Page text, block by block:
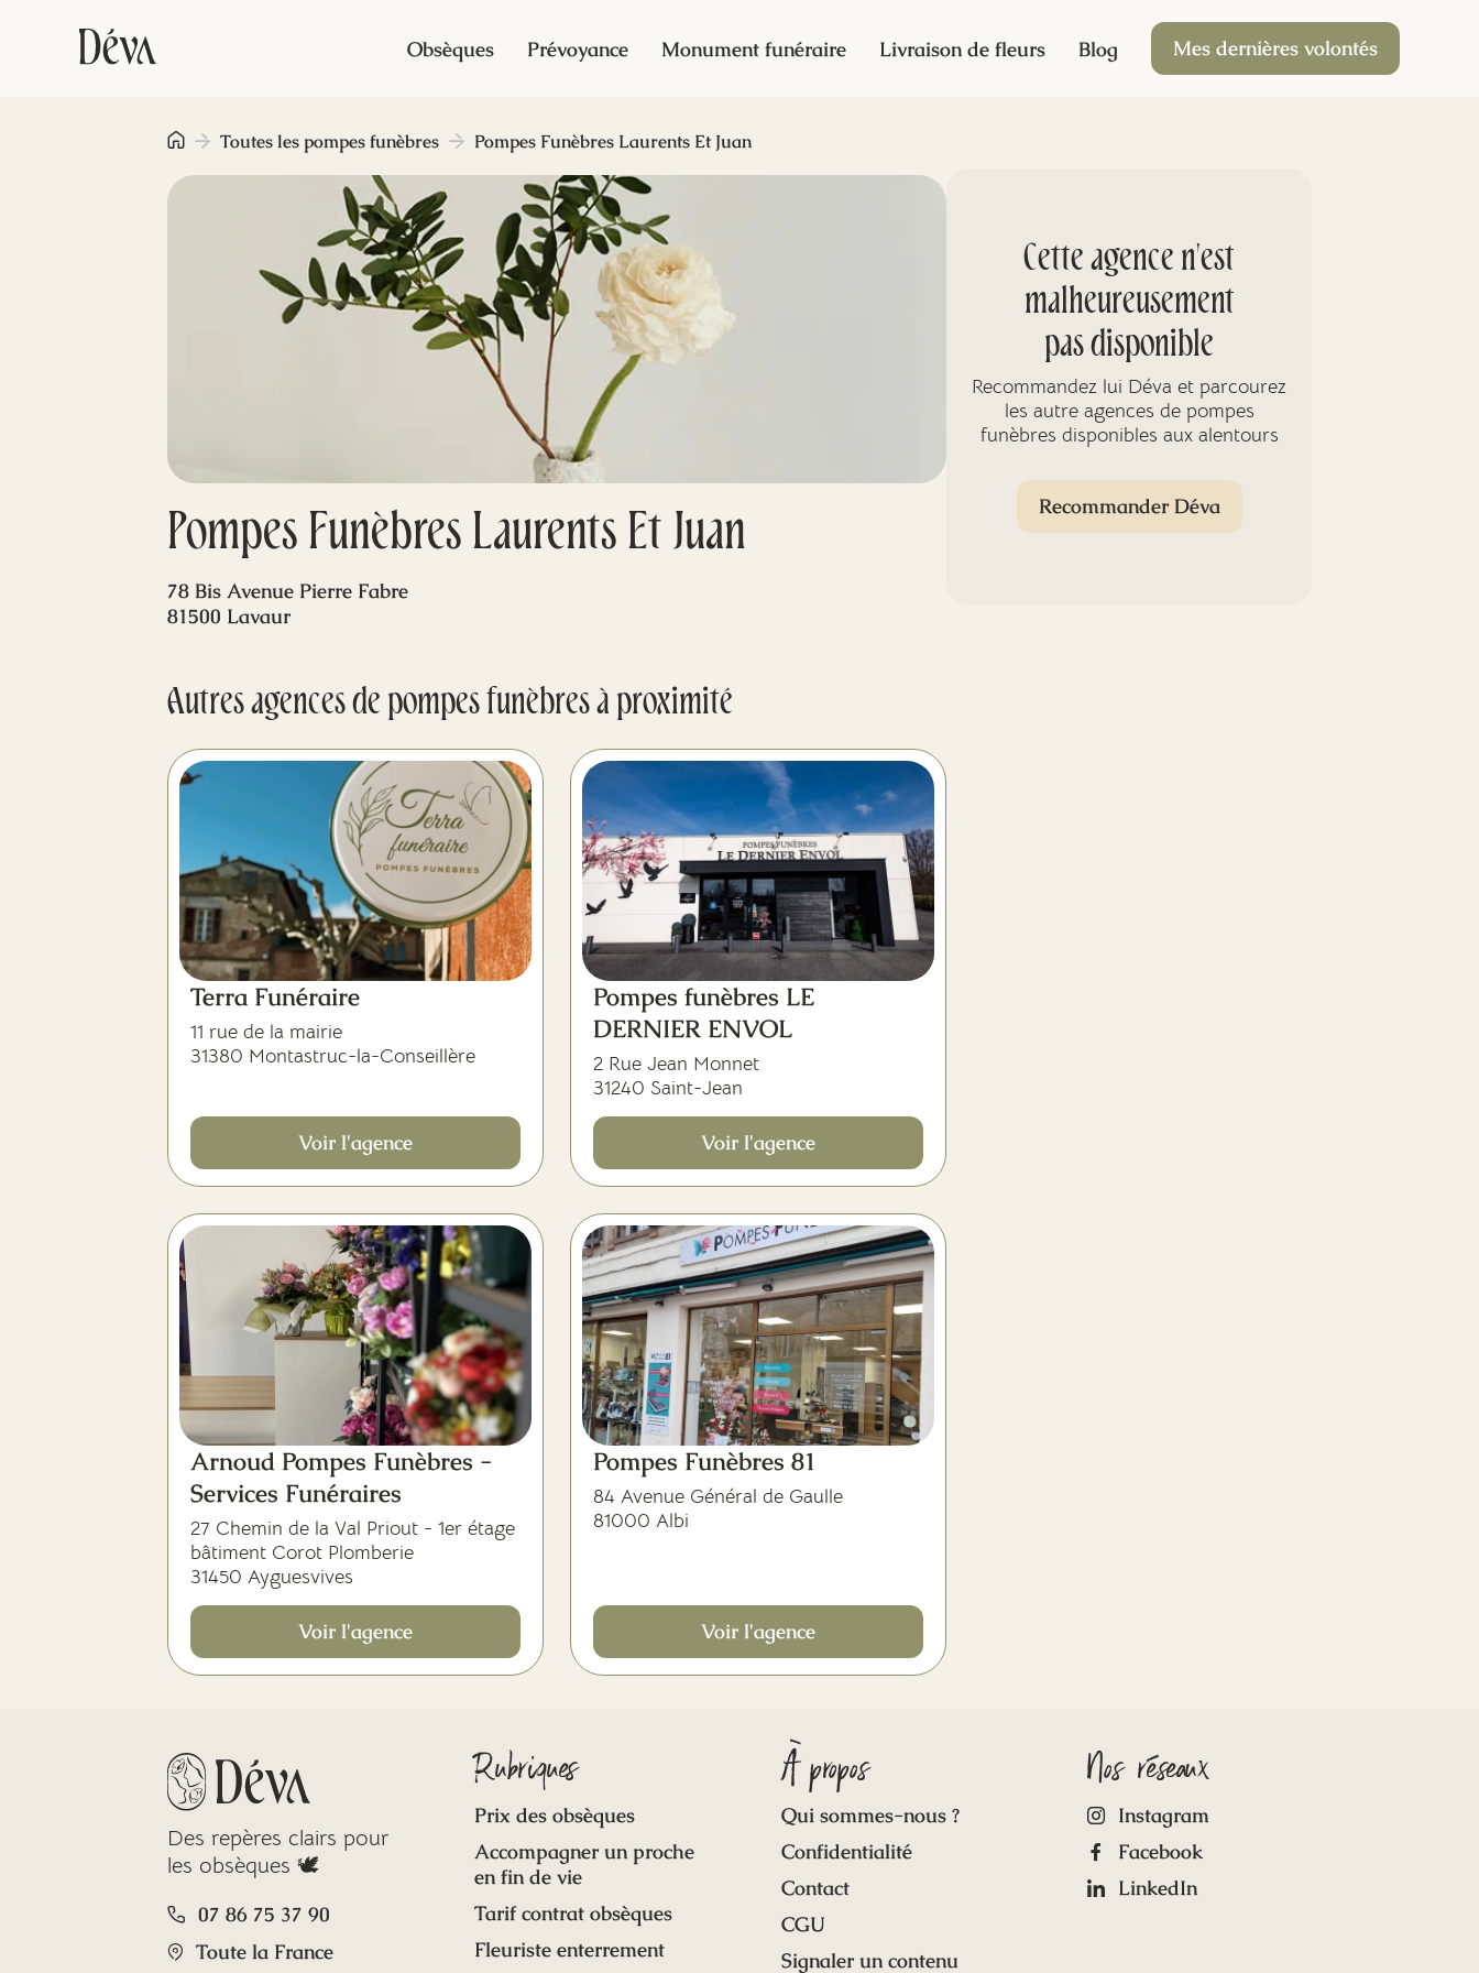
Obsèques Prévoyance Monument funéraire Livraison de fleurs Blog Mes dernières volontés
Pompes Funèbres Laurents Et Juan
Toutes les pompes funèbres Pompes Funèbres Laurents Et Juan
78 Bis Avenue Pierre Fabre
81500 Lavaur
Autres agences de pompes funèbres à proximité
Terra Funéraire
11 rue de la mairie
31380 Montastruc-la-Conseillère
Voir l'agence
Pompes funèbres LE
DERNIER ENVOL
2 Rue Jean Monnet
31240 Saint-Jean
Voir l'agence
Arnoud Pompes Funèbres -
Services Funéraires
27 Chemin de la Val Priout - 1er étage
bâtiment Corot Plomberie
31450 Ayguesvives
Voir l'agence
Pompes Funèbres 81
84 Avenue Général de Gaulle
81000 Albi
Voir l'agence
Cette agence n'est
malheureusement
pas disponible
Recommandez lui Déva et parcourez
les autre agences de pompes
funèbres disponibles aux alentours
Recommander Déva
Des repères clairs pour
les obsèques 🕊️
07 86 75 37 90
Toute la France
Rubriques
Prix des obsèques
Accompagner un proche
en fin de vie
Tarif contrat obsèques
Fleuriste enterrement
À propos
Qui sommes-nous ?
Confidentialité
Contact
CGU
Signaler un contenu
Nos réseaux
Instagram
Facebook
LinkedIn